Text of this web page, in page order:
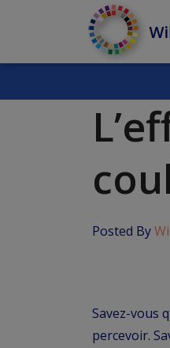
Posted By
Savez-vous
percevoir.